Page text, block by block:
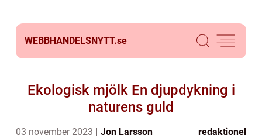
WEBBHANDELSNYTT.se
Ekologisk mjölk En djupdykning i
naturens guld
03 november 2023 Jon Larsson redaktionel